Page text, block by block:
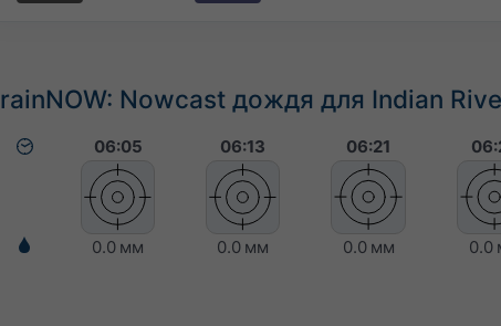
rainNOW: Nowcast дождя для Indian
06:05 06:13 06:21
0.0 мм 0.0 мм 0.0 мм 0.0